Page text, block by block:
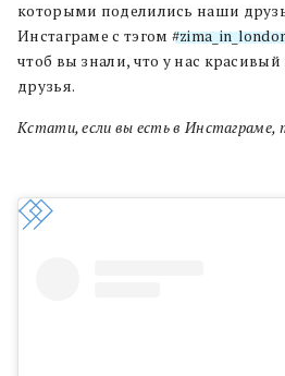
которыми поделились наши
Инстаграме с тэгом
чтоб вы знали, что у нас
друзья.
Кстати, если вы есть в Инстаграме,